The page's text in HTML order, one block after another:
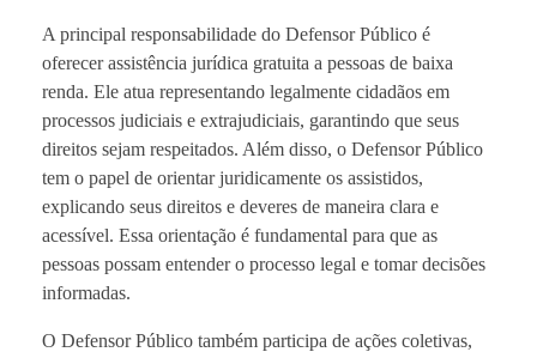
A principal responsabilidade do Defensor Público é
oferecer assistência jurídica gratuita a pessoas de baixa
renda. Ele atua representando legalmente cidadãos em
processos judiciais e extrajudiciais, garantindo que seus
direitos sejam respeitados. Além disso, o Defensor Público
tem o papel de orientar juridicamente os assistidos,
explicando seus direitos e deveres de maneira clara e
acessível. Essa orientação é fundamental para que as
pessoas possam entender o processo legal e tomar decisões
informadas.
O Defensor Público também participa de ações coletivas,